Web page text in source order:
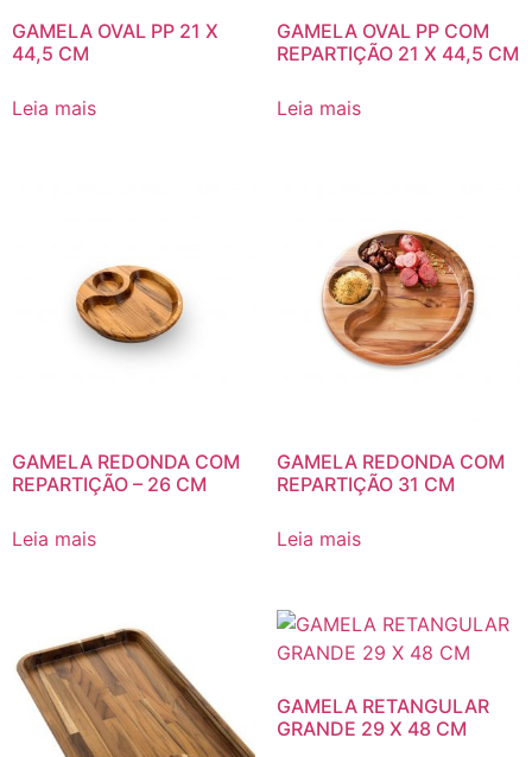
GAMELA OVAL PP 21 X
44,5 CM
Leia mais
GAMELA OVAL PP COM
REPARTIÇÃO 21 X 44,5 CM
Leia mais
GAMELA REDONDA COM
REPARTIÇÃO – 26 CM
Leia mais
GAMELA REDONDA COM
REPARTIÇÃO 31 CM
Leia mais
GAMELA RETANGULAR
GRANDE 29 X 48 CM